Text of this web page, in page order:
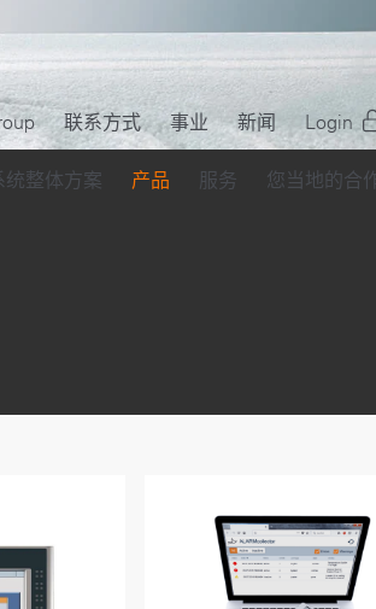
联系方式 事业 新闻
Login
统整体方案 产品 服务 您当地的合